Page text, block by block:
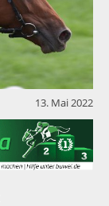
13. Mai 2022